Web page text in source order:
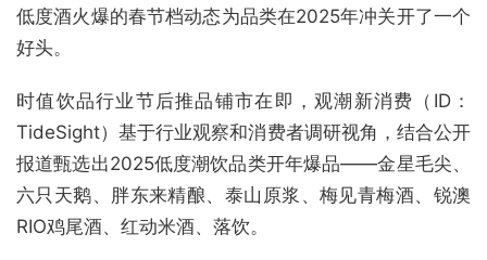
低度酒火爆的春节档动态为品类在2025年冲关开了一个
好头。
时值饮品行业节后推品铺市在即，观潮新消费（ID：
TideSight）基于行业观察和消费者调研视角，结合公开
报道甄选出2025低度潮饮品类开年爆品——金星毛尖、
六只天鹅、胖东来精酿、泰山原浆、梅见青梅酒、锐澳
RIO鸡尾酒、红动米酒、落饮。